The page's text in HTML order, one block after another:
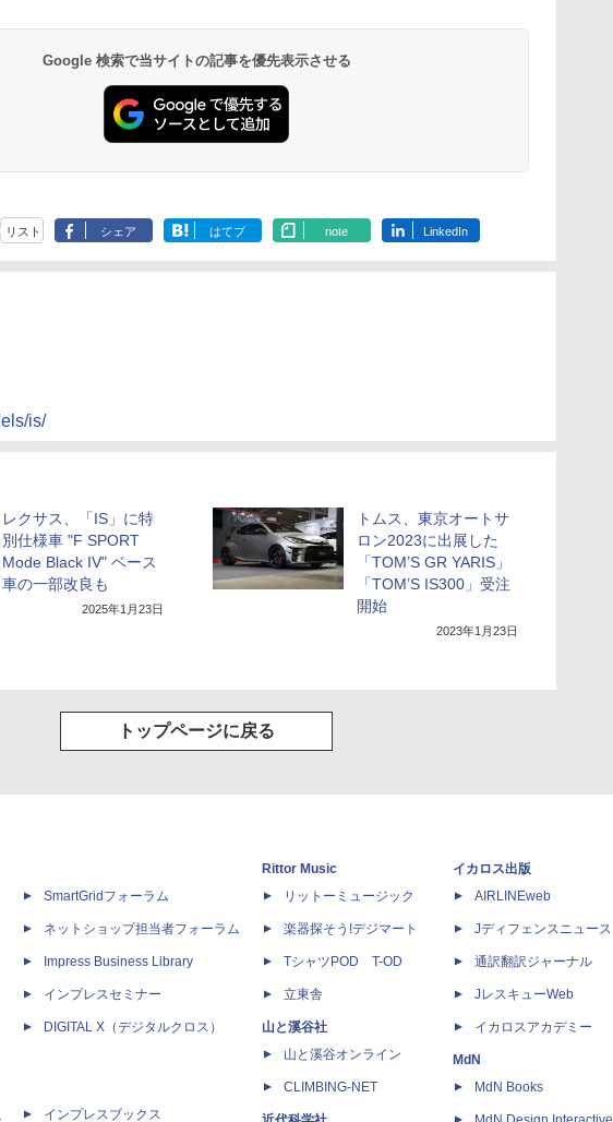
Google 検索で当サイトの記事を優先表示させる
リスト シェア はてブ note LinkedIn
is/
レクサス、「IS」に特
別仕様車 "F SPORT
Mode Black IV" ベース
車の一部改良も
2025年1月23日
トムス、東京オートサ
ロン2023に出展した
「TOM’S GR YARIS」
「TOM’S IS300」受注
開始
2023年1月23日
トップページに戻る
SmartGridフォーラム
ネットショップ担当者フォーラム
Impress Business Library
インプレスセミナー
DIGITAL X（デジタルクロス）
インプレスブックス
Rittor Music
リットーミュージック
楽器探そう!デジマート
TシャツPOD T-OD
立東舎
山と溪谷社
山と溪谷オンライン
CLIMBING-NET
イカロス出版
AIRLINEweb
Jディフェンスニュース
通訳翻訳ジャーナル
JレスキューWeb
イカロスアカデミー
MdN
MdN Books